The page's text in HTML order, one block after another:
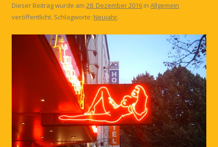
Dieser Beitrag wurde am 28. Dezember 2016 in Allgemein
veröffentlicht. Schlagworte: Neujahr.